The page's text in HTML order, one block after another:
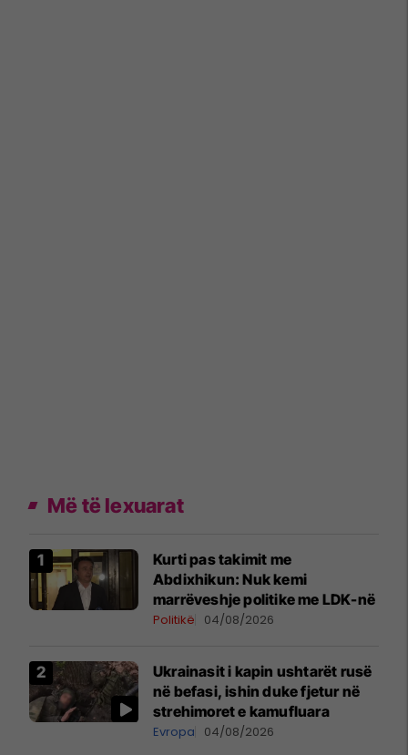
Më të lexuarat
Kurti pas takimit me
Abdixhikun: Nuk kemi
marrëveshje politike me LDK-në
Politikë 04/08/2026
Ukrainasit i kapin ushtarët rusë
në befasi, ishin duke fjetur në
strehimoret e kamufluara
Evropa 04/08/2026